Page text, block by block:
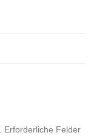
Erforderliche Felder